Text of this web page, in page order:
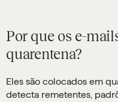
Por que os e-
quarentena?
Eles são colocados em
detecta remetentes,